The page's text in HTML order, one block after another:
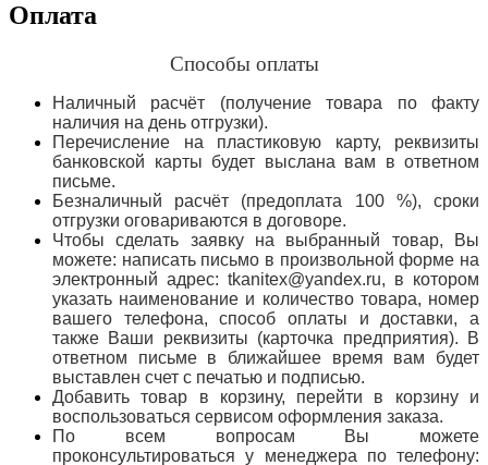
Оплата
Способы оплаты
Наличный расчёт (получение товара по факту
наличия на день отгрузки).
Перечисление на пластиковую карту, реквизиты
банковской карты будет выслана вам в ответном
письме.
Безналичный расчёт (предоплата 100 %), сроки
отгрузки оговариваются в договоре.
Чтобы сделать заявку на выбранный товар, Вы
можете: написать письмо в произвольной форме на
электронный адрес: tkanitex@yandex.ru, в котором
указать наименование и количество товара, номер
вашего телефона, способ оплаты и доставки, а
также Ваши реквизиты (карточка предприятия). В
ответном письме в ближайшее время вам будет
выставлен счет с печатью и подписью.
Добавить товар в корзину, перейти в корзину и
воспользоваться сервисом оформления заказа.
По всем вопросам Вы можете
проконсультироваться у менеджера по телефону: